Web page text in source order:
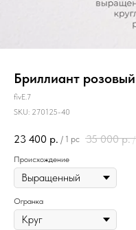
Бриллиант розовый
fivE.7
SKU: 270125-40
23 400 р. / 1 pc 35 000 р. /
Происхождение
Огранка